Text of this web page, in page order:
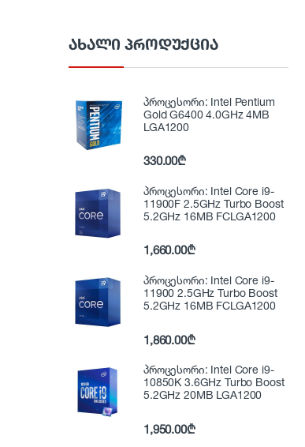
ᲐᲮᲐᲚᲘ ᲞᲠᲝᲓᲣᲥᲪᲘᲐ
პროცესორი: Intel Pentium
Gold G6400 4.0GHz 4MB
LGA1200
330.00₾
პროცესორი: Intel Core i9-
11900F 2.5GHz Turbo Boost
5.2GHz 16MB FCLGA1200
1,660.00₾
პროცესორი: Intel Core i9-
11900 2.5GHz Turbo Boost
5.2GHz 16MB FCLGA1200
1,860.00₾
პროცესორი: Intel Core i9-
10850K 3.6GHz Turbo Boost
5.2GHz 20MB LGA1200
1,950.00₾